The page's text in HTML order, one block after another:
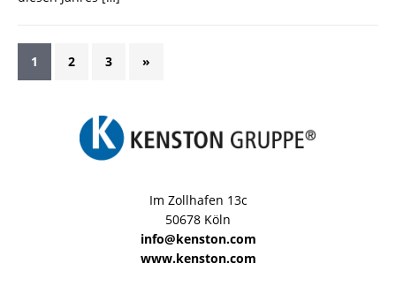
1 2 3 »
Im Zollhafen 13c
50678 Köln
info@kenston.com
www.kenston.com